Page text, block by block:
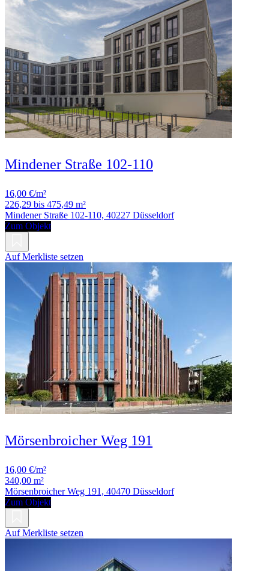
Mindener Straße 102-110
16,00 €/m²
226,29 bis 475,49 m²
Mindener Straße 102-110, 40227 Düsseldorf
Zum Objekt
Auf Merkliste setzen
Mörsenbroicher Weg 191
16,00 €/m²
340,00 m²
Mörsenbroicher Weg 191, 40470 Düsseldorf
Zum Objekt
Auf Merkliste setzen